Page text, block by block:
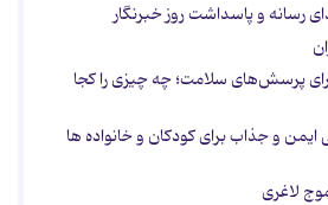
رسانه و پاسداشت روز خبرنگار
پرسش‌های سلامت؛ چه چیزی را کجا
و جذاب برای کودکان و خانواده ها
لاغری